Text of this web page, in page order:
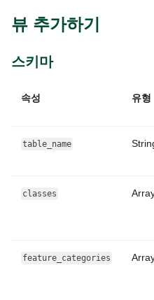
뷰 추가하기
스키마
속성 유형
table_name
classes
feature_categories